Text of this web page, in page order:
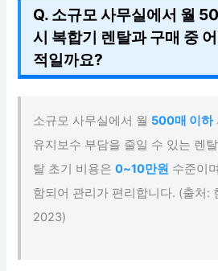
Q. 소규모 사무실에서 월
시 복합기 렌탈과 구매 중
적일까요?
소규모 사무실에서 월 500매 이하
유지보수 부담을 줄일 수 있는 렌
탈 초기 비용은0~10만원 수준이
함되어 관리가 편리합니다. (출처:
2023)